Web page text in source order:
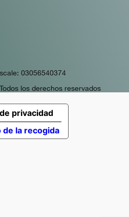
03056540374
los derechos reservados
de la recogida
privacidad